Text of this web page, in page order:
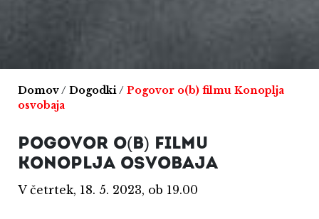
Domov/ Dogodki/ Pogovor o(b) filmu Konoplja
osvobaja
POGOVOR O(B) FILMU
KONOPLJA OSVOBAJA
V četrtek, 18. 5. 2023, ob 19.00